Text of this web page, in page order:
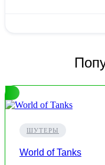
ШУТЕРЫ
World of Tanks